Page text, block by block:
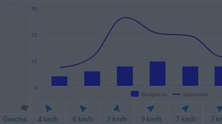
Windgeschw. Spitzenböen
0
10
20
30
Geschw. 4 km/h 6 km/h 7 km/h 9 km/h 7 km/h
7